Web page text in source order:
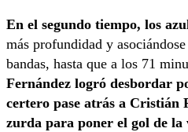
En el segundo tiempo, los
más profundidad y
bandas, hasta que a los 71
Fernández logró desbordar
certero pase atrás a Cristián
zurda para poner el gol de